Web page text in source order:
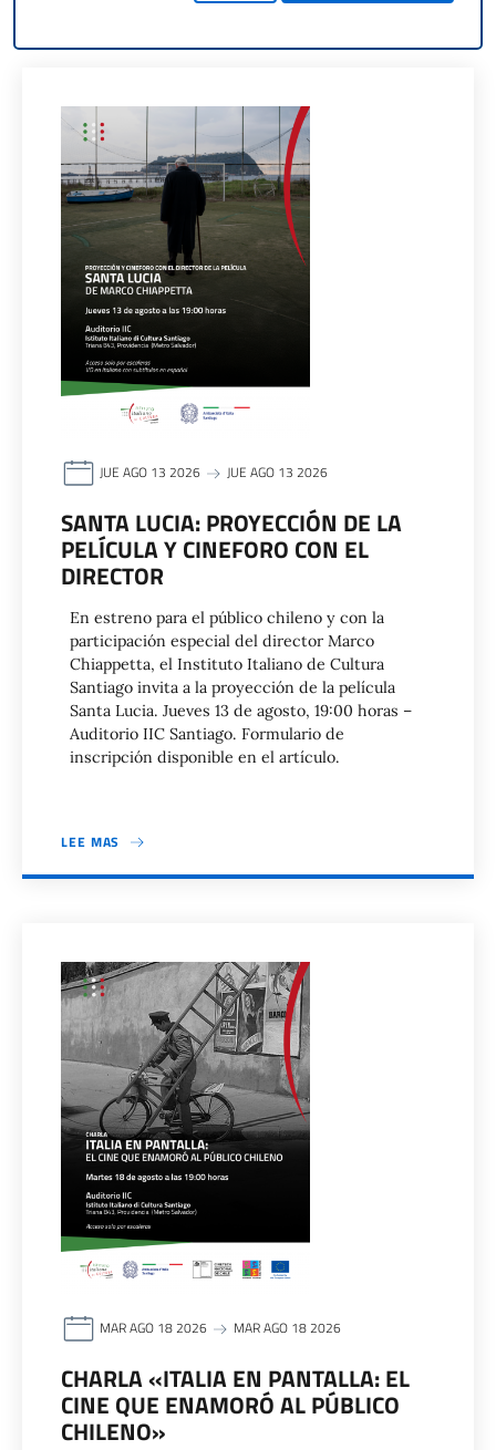
JUE AGO 13 2026 JUE AGO 13 2026
SANTA LUCIA: PROYECCIÓN DE LA
PELÍCULA Y CINEFORO CON EL
DIRECTOR
En estreno para el público chileno y con la
participación especial del director Marco
Chiappetta, el Instituto Italiano de Cultura
Santiago invita a la proyección de la película
Santa Lucia. Jueves 13 de agosto, 19:00 horas –
Auditorio IIC Santiago. Formulario de
inscripción disponible en el artículo.
LEE MAS
MAR AGO 18 2026 MAR AGO 18 2026
CHARLA «ITALIA EN PANTALLA: EL
CINE QUE ENAMORÓ AL PÚBLICO
CHILENO»